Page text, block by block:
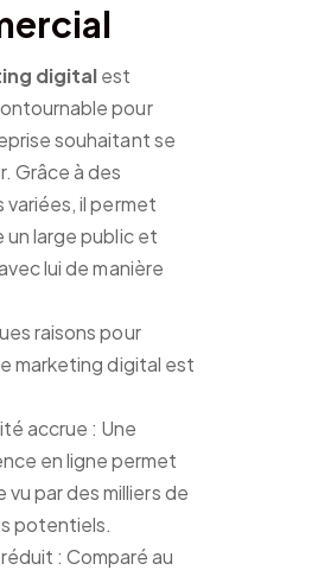
digitalest
pour
souhaitant se
Grâce à des
variées, il permet
un large public et
lui de manière
raisons pour
marketing digital est
accrue : Une
en ligne permet
vu par des milliers de
potentiels.
: Comparé au